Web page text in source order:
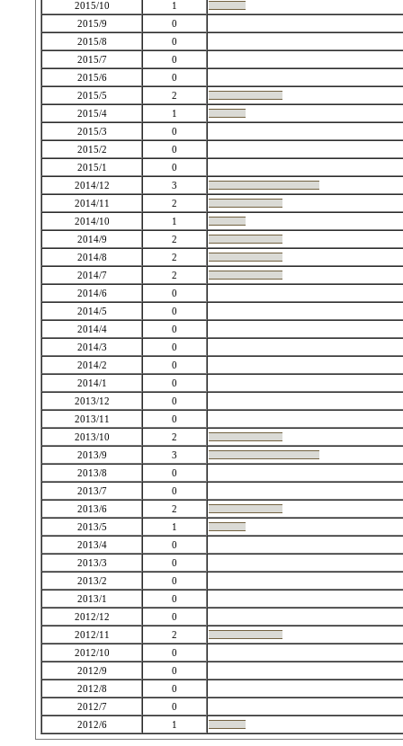
2015/10
1
2015/9
0
2015/8
0
2015/7
0
2015/6
0
2015/5
2
2015/4
1
2015/3
0
2015/2
0
2015/1
0
2014/12
3
2014/11
2
2014/10
1
2014/9
2
2014/8
2
2014/7
2
2014/6
0
2014/5
0
2014/4
0
2014/3
0
2014/2
0
2014/1
0
2013/12
0
2013/11
0
2013/10
2
2013/9
3
2013/8
0
2013/7
0
2013/6
2
2013/5
1
2013/4
0
2013/3
0
2013/2
0
2013/1
0
2012/12
0
2012/11
2
2012/10
0
2012/9
0
2012/8
0
2012/7
0
2012/6
1